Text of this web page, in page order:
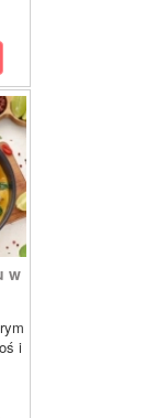
w
i